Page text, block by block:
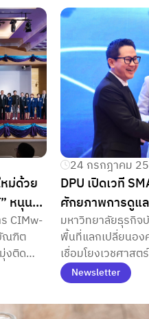
ม่ด้วย
หนุน
เส้น
พัฒนา
CIMw-
ณฑิต
งติด
ย
24 กรกฎาคม
DPU เปิดเวที
ศักยภาพการดูแ
Zone ผสาน
เสี่ยงโรคเรื้อรัง
อย่างมีคุณภาพ
มหาวิทยาลัยธุรกิจ
พื้นที่แลกเปลี่ยนอง
เชื่อมโยงเวชศาส
อาหารแห่งอนาคต
แบบบลูโซน มุ่งยก
ป้องกัน พร้อมต่อยอดสู่นวัตกรรมสุขภาพ
Newsletter